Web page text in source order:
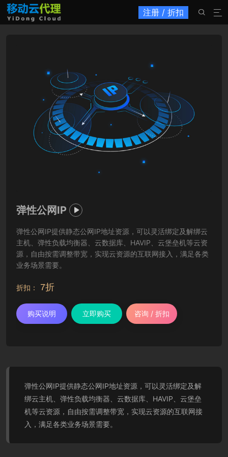
注册 / 折扣 

弹性公网IP 
弹性公网IP提供静态公网IP地址资源，可以灵活绑定及解绑云
主机、弹性负载均衡器、云数据库、HAVIP、云堡垒机等云资
源，自由按需调整带宽，实现云资源的互联网接入，满足各类
业务场景需要。
折扣： 7折
购买说明 立即购买 咨询 / 折扣
弹性公网IP提供静态公网IP地址资源，可以灵活绑定及解
绑云主机、弹性负载均衡器、云数据库、HAVIP、云堡垒
机等云资源，自由按需调整带宽，实现云资源的互联网接
入，满足各类业务场景需要。